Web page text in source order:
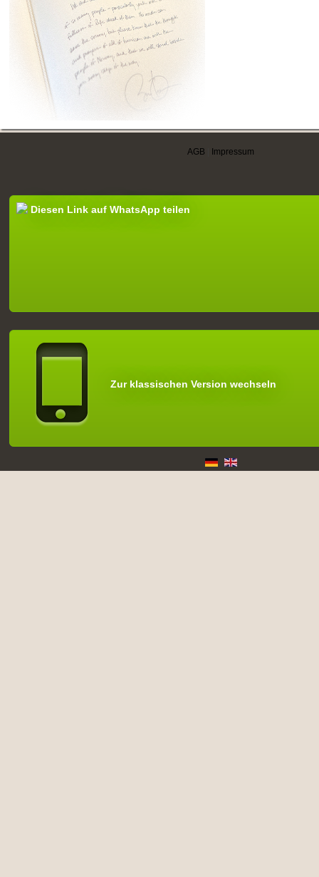
AGB Impressum
Diesen Link auf WhatsApp teilen
Zur klassischen Version wechseln